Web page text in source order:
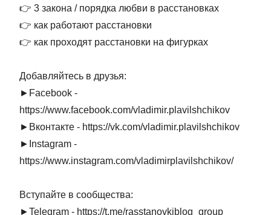
👉 3 закона / порядка любви в расстановках
👉 как работают расстановки
👉 как проходят расстановки на фигурках
Добавляйтесь в друзья:
►Facebook -
https://www.facebook.com/vladimir.plavilshchikov
►Вконтакте - https://vk.com/vladimir.plavilshchikov
►Instagram -
https://www.instagram.com/vladimirplavilshchikov/
Вступайте в сообщества:
►Telegram - https://t.me/rasstanovkiblog_group